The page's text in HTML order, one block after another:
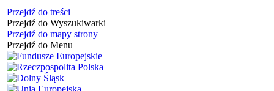
Przejdź do treści
Przejdź do Wyszukiwarki
Przejdź do mapy strony
Przejdź do Menu